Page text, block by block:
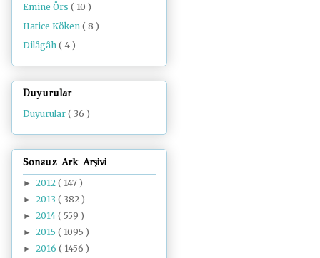
Emine Örs ( 10 )
Hatice Köken ( 8 )
Dilâgâh ( 4 )
Duyurular
Duyurular ( 36 )
Sonsuz Ark Arşivi
► 2012 ( 147 )
► 2013 ( 382 )
► 2014 ( 559 )
► 2015 ( 1095 )
► 2016 ( 1456 )